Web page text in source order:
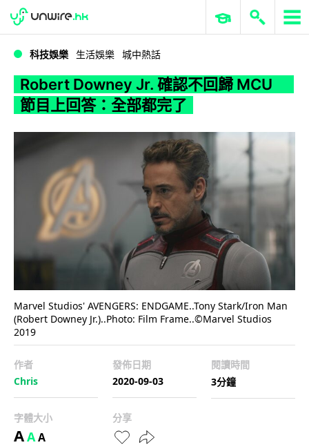
WWDC 2026 ERP 與商業 AI
科技娛樂 生活娛樂 城中熱話
Robert Downey Jr. 確認不回歸 MCU
節目上回答：全部都完了
Marvel Studios' AVENGERS: ENDGAME..Tony Stark/Iron Man
(Robert Downey Jr.)..Photo: Film Frame..©Marvel Studios
2019
作者
Chris
發佈日期
2020-09-03
閱讀時間
3分鐘
字體大小
AAA
分享